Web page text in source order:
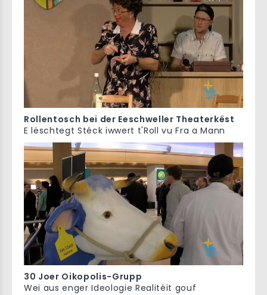
Rollentosch bei der Eeschweller Theaterkëst
E lëschtegt Stéck iwwert t'Roll vu Fra a Mann
30 Joer Oikopolis-Grupp
Wei aus enger Ideologie Realitéit gouf